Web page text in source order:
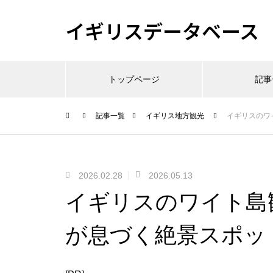
イギリスデータベース
トップページ 記
記事一覧 イギリス地方観光 イギリスの
2026.02.28 2026.05.13
イギリスのワイト
が息づく絶景スポッ